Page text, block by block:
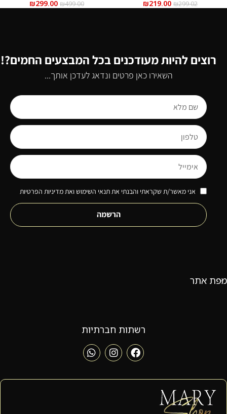
₪299.02
₪219.00
₪499.00
₪299.00
רוצים להיות מעודכנים בכל המבצעים החמים?!
השאירו כאן פרטים ונדאג לעדכן אותך...
אני מאשר/ת שקראתי והבנתי את תנאי השימוש ואת מדיניות הפרטיות
הרשמה
מפת אתר
רשתות חברתיות